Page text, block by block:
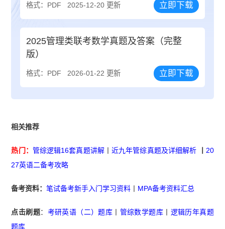
格式：PDF 2025-12-20 更新 立即下载
2025管理类联考数学真题及答案（完整
版）
格式：PDF 2026-01-22 更新 立即下载
相关推荐
热门： 管综逻辑16套真题讲解丨近九年管综真题及详细解析
20
27英语二备考攻略
备考资料：笔试备考新手入门学习资料 MPA备考资料汇总
点击刷题： 考研英语（二）题库 管综数学题库
逻辑历年真题
题库